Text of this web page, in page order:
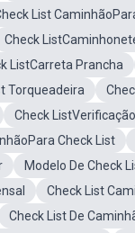
List
Check
ListCarreta Prancha
Torqueadeira
Check
Check List
Modelo De Check
Check List
Check List De